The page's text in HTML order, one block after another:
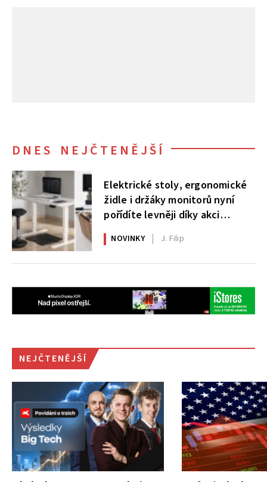
DNES NEJČTENĚJŠÍ
Elektrické stoly, ergonomické
židle i držáky monitorů nyní
pořídíte levněji díky akci
AlzaErgo
NOVINKY J. Filip
NEJČTENĚJŠÍ